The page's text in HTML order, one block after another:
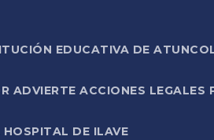
EDUCATIVA DE
ACCIONES LEGALES
DE ILAVE